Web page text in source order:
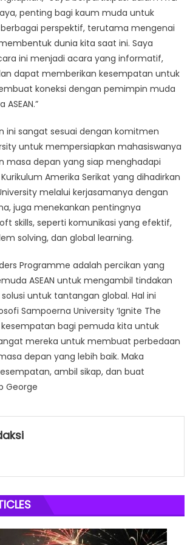
penting bagi kaum muda untuk
perspektif, terutama mengenai
dunia kita saat ini. Saya
ini menjadi acara yang informatif,
dapat memberikan kesempatan untuk
koneksi dengan pemimpin muda
ini sangat sesuai dengan komitmen
untuk mempersiapkan mahasiswanya
masa depan yang siap menghadapi
Amerika Serikat yang dihadirkan
melalui kerjasamanya dengan
juga menekankan pentingnya
skills, seperti komunikasi yang efektif,
solving, dan global learning.
Programme adalah percikan yang
ASEAN untuk mengambil tindakan
untuk tantangan global. Hal ini
Sampoerna University ‘Ignite The
kesempatan bagi pemuda kita untuk
mereka untuk membuat perbedaan
depan yang lebih baik. Maka
ambil sikap, dan buat
George